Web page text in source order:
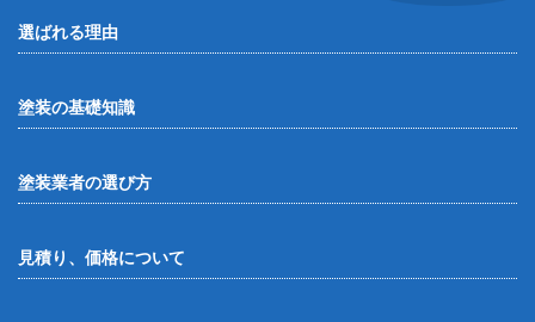
選ばれる理由
塗装の基礎知識
塗装業者の選び方
見積り、価格について